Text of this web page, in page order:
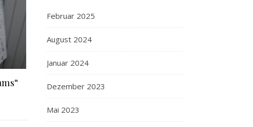
Februar 2025
August 2024
Januar 2024
Dezember 2023
Mai 2023